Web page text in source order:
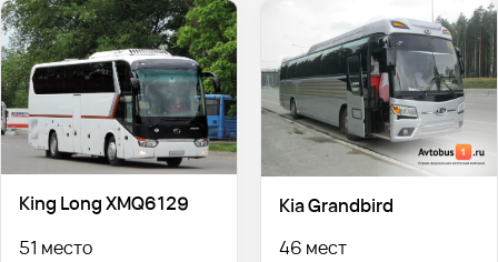
King Long XMQ6129
51 место
Kia Grandbird
46 мест